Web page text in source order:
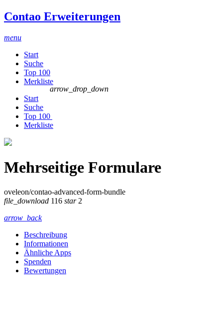
Contao Erweiterungen
menu
Start
Suche
Top 100
Merkliste
Start
Suche
Top 100
arrow_drop_down
Merkliste
Mehrseitige Formulare
oveleon/contao-advanced-form-bundle
file_download 116 star2
arrow_back
Beschreibung
Informationen
Ähnliche Apps
Spenden
Bewertungen